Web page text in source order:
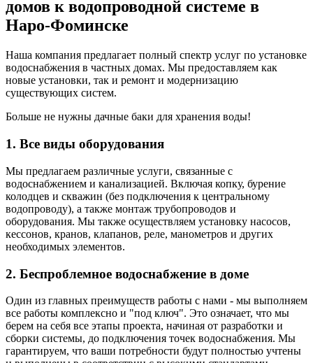
домов к водопроводной системе в
Наро-Фоминске
Наша компания предлагает полный спектр услуг по установке
водоснабжения в частных домах. Мы предоставляем как
новые установки, так и ремонт и модернизацию
существующих систем.
Больше не нужны дачные баки для хранения воды!
1. Все виды оборудования
Мы предлагаем различные услуги, связанные с
водоснабжением и канализацией. Включая копку, бурение
колодцев и скважин (без подключения к центральному
водопроводу), а также монтаж трубопроводов и
оборудования. Мы также осуществляем установку насосов,
кессонов, кранов, клапанов, реле, манометров и других
необходимых элементов.
2. Беспроблемное водоснабжение в доме
Один из главных преимуществ работы с нами - мы выполняем
все работы комплексно и "под ключ". Это означает, что мы
берем на себя все этапы проекта, начиная от разработки и
сборки системы, до подключения точек водоснабжения. Мы
гарантируем, что ваши потребности будут полностью учтены